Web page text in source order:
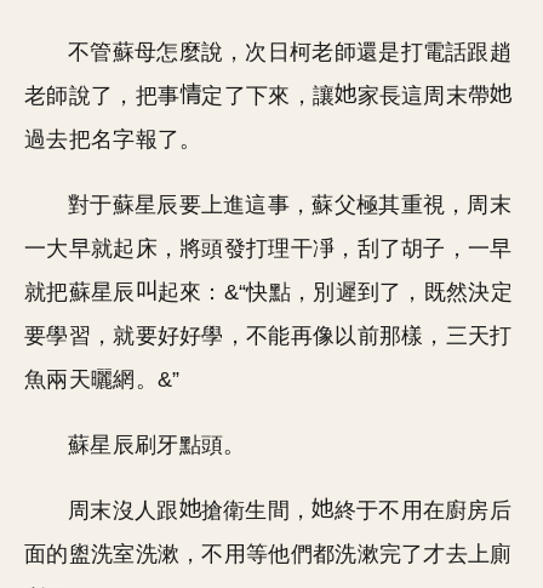
不管蘇母怎麼說，次日柯老師還是打電話跟趙
老師說了，把事
定了下來，讓
家長這周末帶
過去把名字報了。
對于蘇星辰要上進這事，蘇父極其重視，周末
一大早就起床，將頭發打理干凈，刮了胡子，一早
就把蘇星辰
起來：&“快點，別遲到了，既然決定
要學習，就要好好學，不能再像以前那樣，三天打
魚兩天曬網。&”
蘇星辰刷牙點頭。
周末沒人跟 搶衛生間，
終于不用在廚房后
面的盥洗室洗漱，不用等他們都洗漱完了才去上廁